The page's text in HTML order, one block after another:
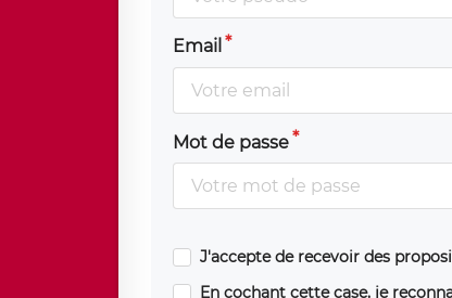
Email
Mot de passe
J'accepte de recevoir des
En cochant cette case, je